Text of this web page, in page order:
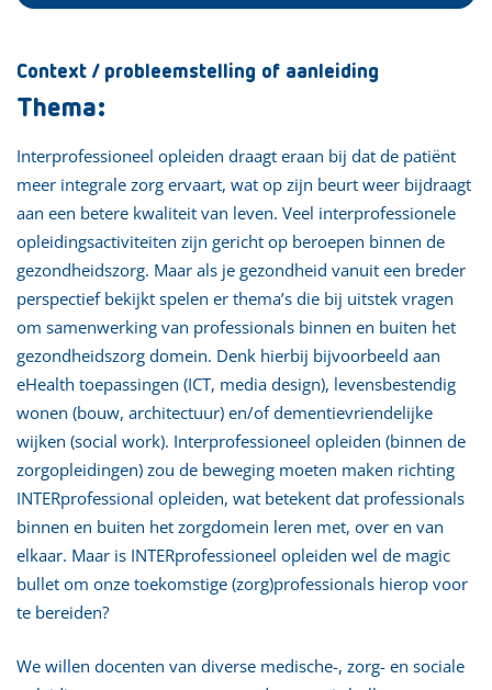
Context / probleemstelling of aanleiding
Thema:
Interprofessioneel opleiden draagt eraan bij dat de patiënt
meer integrale zorg ervaart, wat op zijn beurt weer bijdraagt
aan een betere kwaliteit van leven. Veel interprofessionele
opleidingsactiviteiten zijn gericht op beroepen binnen de
gezondheidszorg. Maar als je gezondheid vanuit een breder
perspectief bekijkt spelen er thema’s die bij uitstek vragen
om samenwerking van professionals binnen en buiten het
gezondheidszorg domein. Denk hierbij bijvoorbeeld aan
eHealth toepassingen (ICT, media design), levensbestendig
wonen (bouw, architectuur) en/of dementievriendelijke
wijken (social work). Interprofessioneel opleiden (binnen de
zorgopleidingen) zou de beweging moeten maken richting
INTERprofessional opleiden, wat betekent dat professionals
binnen en buiten het zorgdomein leren met, over en van
elkaar. Maar is INTERprofessioneel opleiden wel de magic
bullet om onze toekomstige (zorg)professionals hierop voor
te bereiden?
We willen docenten van diverse medische-, zorg- en sociale